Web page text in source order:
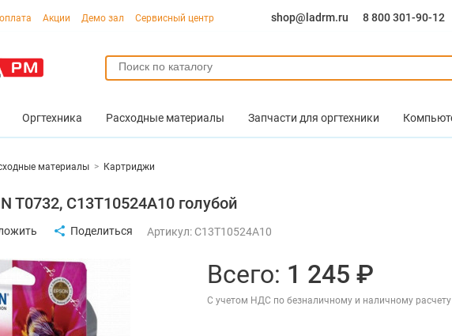
Акции Демо зал Сервисный центр shop@ladrm.ru 8 800 301-90-12
Оргтехника Расходные материалы Запчасти для оргтехники
материалы > Картриджи
T0732, C13T10524А10 голубой
Поделиться Артикул: C13T10524A10
Всего: 1 245 ₽
С учетом НДС по безналичному и наличному расчету